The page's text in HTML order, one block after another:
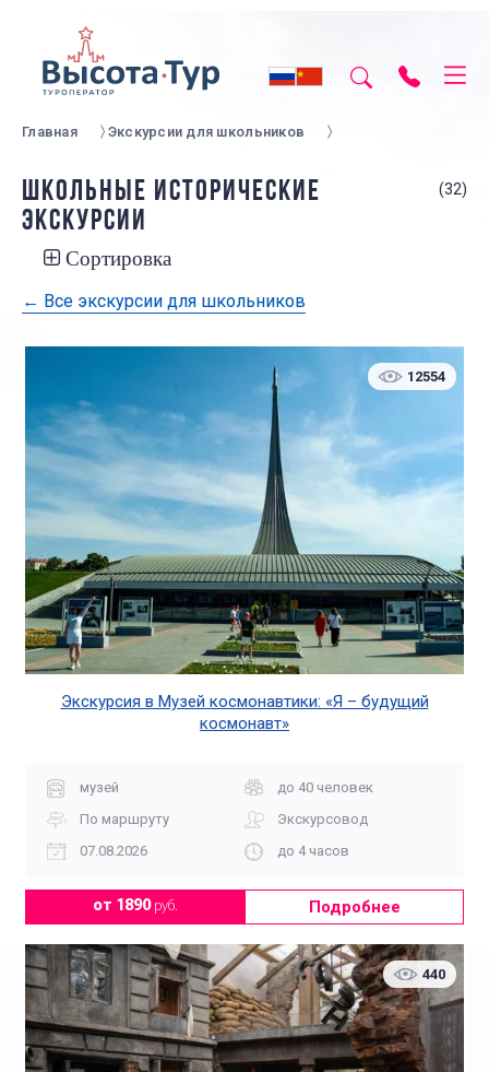
Главная Экскурсии для школьников
ШКОЛЬНЫЕ ИСТОРИЧЕСКИЕ
ЭКСКУРСИИ
(32)
Сортировка
← Все экскурсии для школьников
12554
Экскурсия в Музей космонавтики: «Я – будущий
космонавт»
музей
до 40 человек
По маршруту
Экскурсовод
07.08.2026
до 4 часов
от 1890руб. Подробнее
440